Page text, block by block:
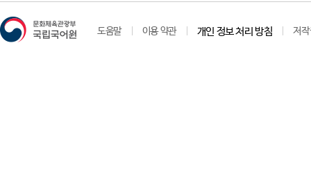
도움말 이용 약관 개인 정보 처리 방침 저